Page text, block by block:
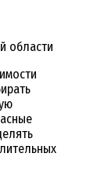
области